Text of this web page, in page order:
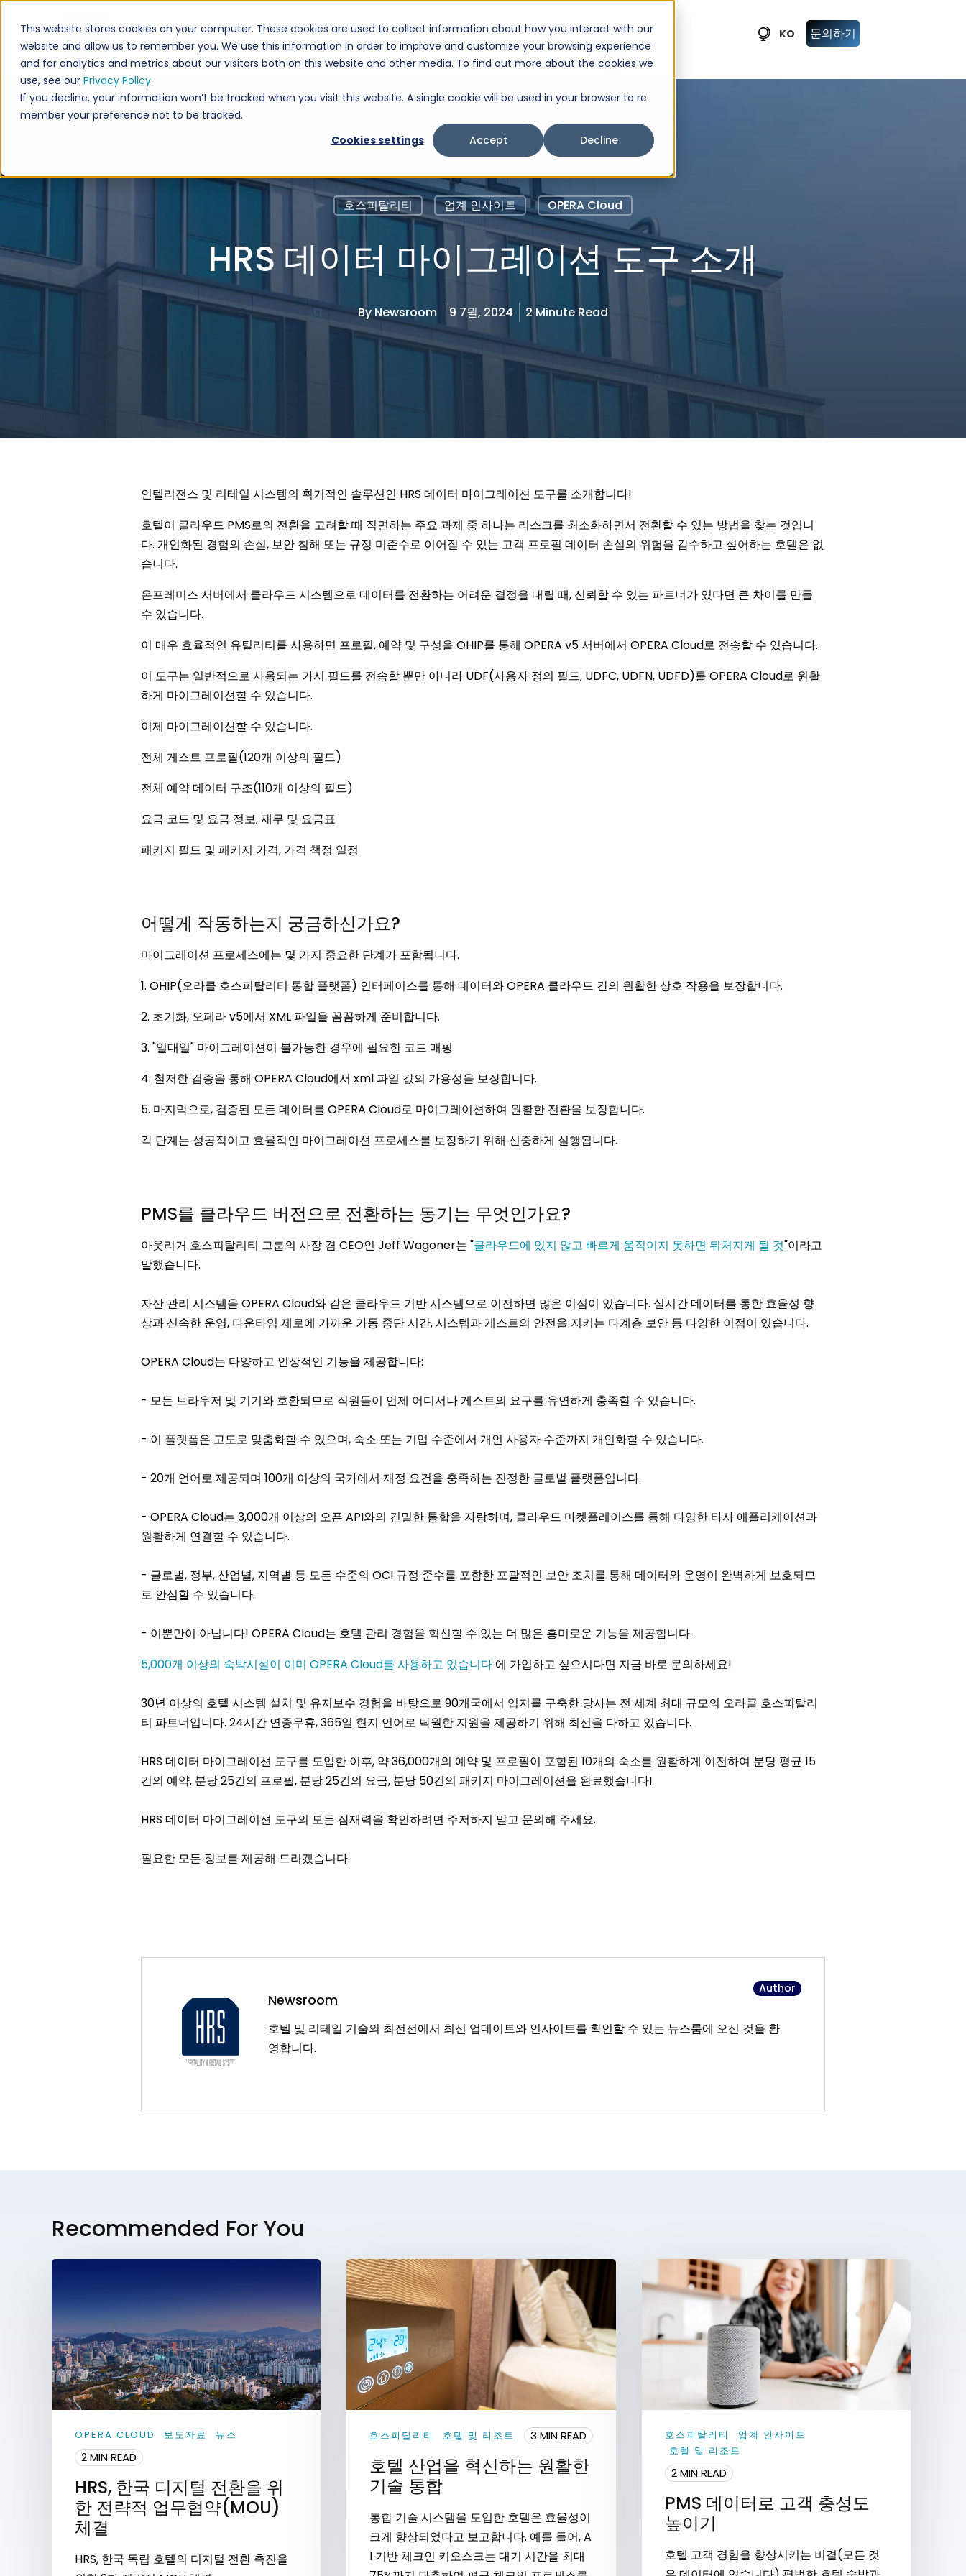
This website stores cookies on your computer. These cookies are used to collect information about how you interact with our
website and allow us to remember you. We use this information in order to improve and customize your browsing experience
and for analytics and metrics about our visitors both on this website and other media. To find out more about the cookies we
use, see our Privacy Policy.
If you decline, your information won’t be tracked when you visit this website. A single cookie will be used in your browser to re
member your preference not to be tracked.
Cookies settings
Accept Decline
기술 솔루션 제품 서비스 회사 소개 지원 KO 문의하기
이것은 자동 제안 기능이 첨부된 검색 필드입니다.
호스피탈리티 업계 인사이트 OPERA Cloud
HRS 데이터 마이그레이션 도구 소개
By Newsroom 9 7월, 2024 2 Minute Read
인텔리전스 및 리테일 시스템의 획기적인 솔루션인 HRS 데이터 마이그레이션 도구를 소개합니다!
호텔이 클라우드 PMS로의 전환을 고려할 때 직면하는 주요 과제 중 하나는 리스크를 최소화하면서 전환할 수 있는 방법을 찾는 것입니
다. 개인화된 경험의 손실, 보안 침해 또는 규정 미준수로 이어질 수 있는 고객 프로필 데이터 손실의 위험을 감수하고 싶어하는 호텔은 없
습니다.
온프레미스 서버에서 클라우드 시스템으로 데이터를 전환하는 어려운 결정을 내릴 때, 신뢰할 수 있는 파트너가 있다면 큰 차이를 만들
수 있습니다.
이 매우 효율적인 유틸리티를 사용하면 프로필, 예약 및 구성을 OHIP를 통해 OPERA v5 서버에서 OPERA Cloud로 전송할 수 있습니다.
이 도구는 일반적으로 사용되는 가시 필드를 전송할 뿐만 아니라 UDF(사용자 정의 필드, UDFC, UDFN, UDFD)를 OPERA Cloud로 원활
하게 마이그레이션할 수 있습니다.
이제 마이그레이션할 수 있습니다.
전체 게스트 프로필(120개 이상의 필드)
전체 예약 데이터 구조(110개 이상의 필드)
요금 코드 및 요금 정보, 재무 및 요금표
패키지 필드 및 패키지 가격, 가격 책정 일정
어떻게 작동하는지 궁금하신가요?
마이그레이션 프로세스에는 몇 가지 중요한 단계가 포함됩니다.
1. OHIP(오라클 호스피탈리티 통합 플랫폼) 인터페이스를 통해 데이터와 OPERA 클라우드 간의 원활한 상호 작용을 보장합니다.
2. 초기화, 오페라 v5에서 XML 파일을 꼼꼼하게 준비합니다.
3. "일대일" 마이그레이션이 불가능한 경우에 필요한 코드 매핑
4. 철저한 검증을 통해 OPERA Cloud에서 xml 파일 값의 가용성을 보장합니다.
5. 마지막으로, 검증된 모든 데이터를 OPERA Cloud로 마이그레이션하여 원활한 전환을 보장합니다.
각 단계는 성공적이고 효율적인 마이그레이션 프로세스를 보장하기 위해 신중하게 실행됩니다.
PMS를 클라우드 버전으로 전환하는 동기는 무엇인가요?
아웃리거 호스피탈리티 그룹의 사장 겸 CEO인 Jeff Wagoner는 "클라우드에 있지 않고 빠르게 움직이지 못하면 뒤처지게 될 것"이라고
말했습니다.
자산 관리 시스템을 OPERA Cloud와 같은 클라우드 기반 시스템으로 이전하면 많은 이점이 있습니다. 실시간 데이터를 통한 효율성 향
상과 신속한 운영, 다운타임 제로에 가까운 가동 중단 시간, 시스템과 게스트의 안전을 지키는 다계층 보안 등 다양한 이점이 있습니다.
OPERA Cloud는 다양하고 인상적인 기능을 제공합니다:
- 모든 브라우저 및 기기와 호환되므로 직원들이 언제 어디서나 게스트의 요구를 유연하게 충족할 수 있습니다.
- 이 플랫폼은 고도로 맞춤화할 수 있으며, 숙소 또는 기업 수준에서 개인 사용자 수준까지 개인화할 수 있습니다.
- 20개 언어로 제공되며 100개 이상의 국가에서 재정 요건을 충족하는 진정한 글로벌 플랫폼입니다.
- OPERA Cloud는 3,000개 이상의 오픈 API와의 긴밀한 통합을 자랑하며, 클라우드 마켓플레이스를 통해 다양한 타사 애플리케이션과
원활하게 연결할 수 있습니다.
- 글로벌, 정부, 산업별, 지역별 등 모든 수준의 OCI 규정 준수를 포함한 포괄적인 보안 조치를 통해 데이터와 운영이 완벽하게 보호되므
로 안심할 수 있습니다.
- 이뿐만이 아닙니다! OPERA Cloud는 호텔 관리 경험을 혁신할 수 있는 더 많은 흥미로운 기능을 제공합니다.
5,000개 이상의 숙박시설이 이미 OPERA Cloud를 사용하고 있습니다 에 가입하고 싶으시다면 지금 바로 문의하세요!
30년 이상의 호텔 시스템 설치 및 유지보수 경험을 바탕으로 90개국에서 입지를 구축한 당사는 전 세계 최대 규모의 오라클 호스피탈리
티 파트너입니다. 24시간 연중무휴, 365일 현지 언어로 탁월한 지원을 제공하기 위해 최선을 다하고 있습니다.
HRS 데이터 마이그레이션 도구를 도입한 이후, 약 36,000개의 예약 및 프로필이 포함된 10개의 숙소를 원활하게 이전하여 분당 평균 15
건의 예약, 분당 25건의 프로필, 분당 25건의 요금, 분당 50건의 패키지 마이그레이션을 완료했습니다!
HRS 데이터 마이그레이션 도구의 모든 잠재력을 확인하려면 주저하지 말고 문의해 주세요.
필요한 모든 정보를 제공해 드리겠습니다.
Newsroom
호텔 및 리테일 기술의 최전선에서 최신 업데이트와 인사이트를 확인할 수 있는 뉴스룸에 오신 것을 환
영합니다.
Author
Recommended For You
OPERA CLOUD 보도자료 뉴스
2 MIN READ
HRS, 한국 디지털 전환을 위
한 전략적 업무협약(MOU)
체결
HRS, 한국 독립 호텔의 디지털 전환 촉진을
호스피탈리티 호텔 및 리조트 3 MIN READ
호텔 산업을 혁신하는 원활한
기술 통합
통합 기술 시스템을 도입한 호텔은 효율성이
크게 향상되었다고 보고합니다. 예를 들어, A
I 기반 체크인 키오스크는 대기 시간을 최대
호스피탈리티
업계 인사이트
호텔 및 리조트
2 MIN READ
PMS 데이터로 고객 충성도
높이기
호텔 고객 경험을 향상시키는 비결(모든 것